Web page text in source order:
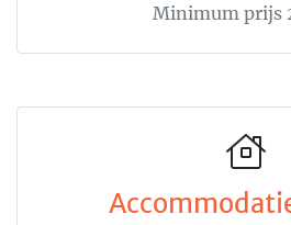
Minimum prijs